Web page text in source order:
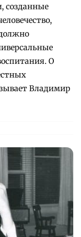
созданные
О
Владимир